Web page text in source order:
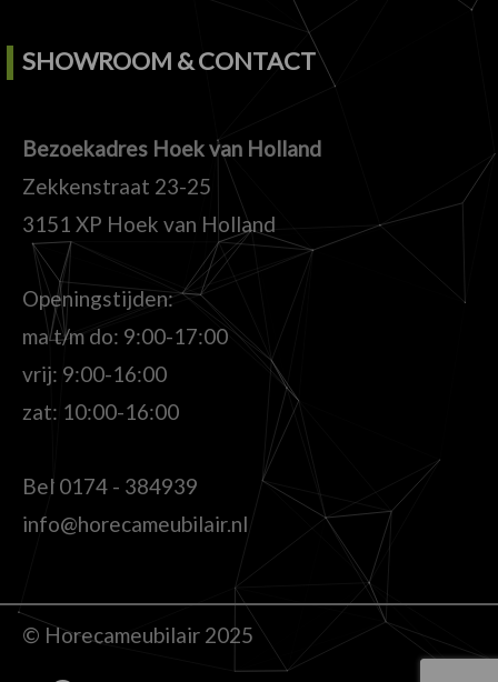
SHOWROOM & CONTACT
Bezoekadres Hoek van Holland
Zekkenstraat 23-25
3151 XP Hoek van Holland
Openingstijden:
ma t/m do: 9:00-17:00
vrij: 9:00-16:00
zat: 10:00-16:00
Bel 0174 - 384939
info@horecameubilair.nl
© Horecameubilair 2025